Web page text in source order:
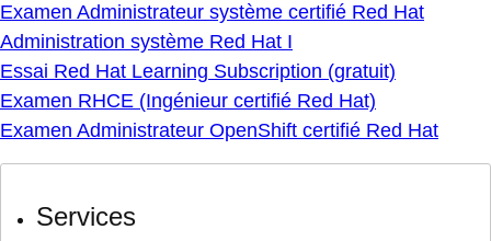
Examen Administrateur système certifié Red Hat
Administration système Red Hat I
Essai Red Hat Learning Subscription (gratuit)
Examen RHCE (Ingénieur certifié Red Hat)
Examen Administrateur OpenShift certifié Red Hat
Services